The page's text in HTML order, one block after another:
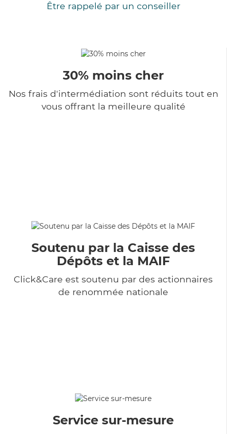
Être rappelé par un conseiller
30% moins cher
Nos frais d'intermédiation sont réduits tout en
vous offrant la meilleure qualité
Soutenu par la Caisse des
Dépôts et la MAIF
Click&Care est soutenu par des actionnaires
de renommée nationale
Service sur-mesure